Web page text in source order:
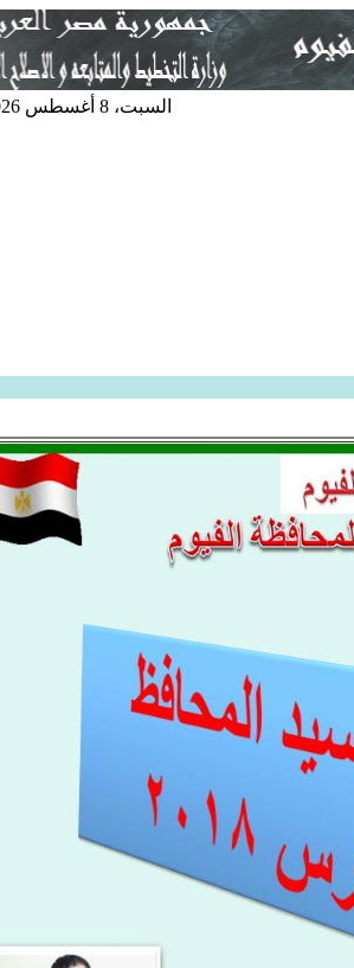
السبت، 8 أغسطس 2026، 5:15:59 م